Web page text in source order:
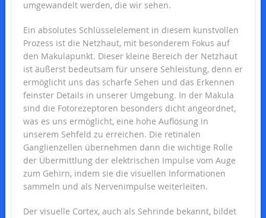
umgewandelt werden, die wir sehen.
Ein absolutes Schlüsselelement in diesem kunstvollen
Prozess ist die Netzhaut, mit besonderem Fokus auf
den Makulapunkt. Dieser kleine Bereich der Netzhaut
ist äußerst bedeutsam für unsere Sehleistung, denn er
ermöglicht uns das scharfe Sehen und das Erkennen
feinster Details in unserer Umgebung. In der Makula
sind die Fotorezeptoren besonders dicht angeordnet,
was es uns ermöglicht, eine hohe Auflösung in
unserem Sehfeld zu erreichen. Die retinalen
Ganglienzellen übernehmen dann die wichtige Rolle
der Übermittlung der elektrischen Impulse vom Auge
zum Gehirn, indem sie die visuellen Informationen
sammeln und als Nervenimpulse weiterleiten.
Der visuelle Cortex, auch als Sehrinde bekannt, bildet